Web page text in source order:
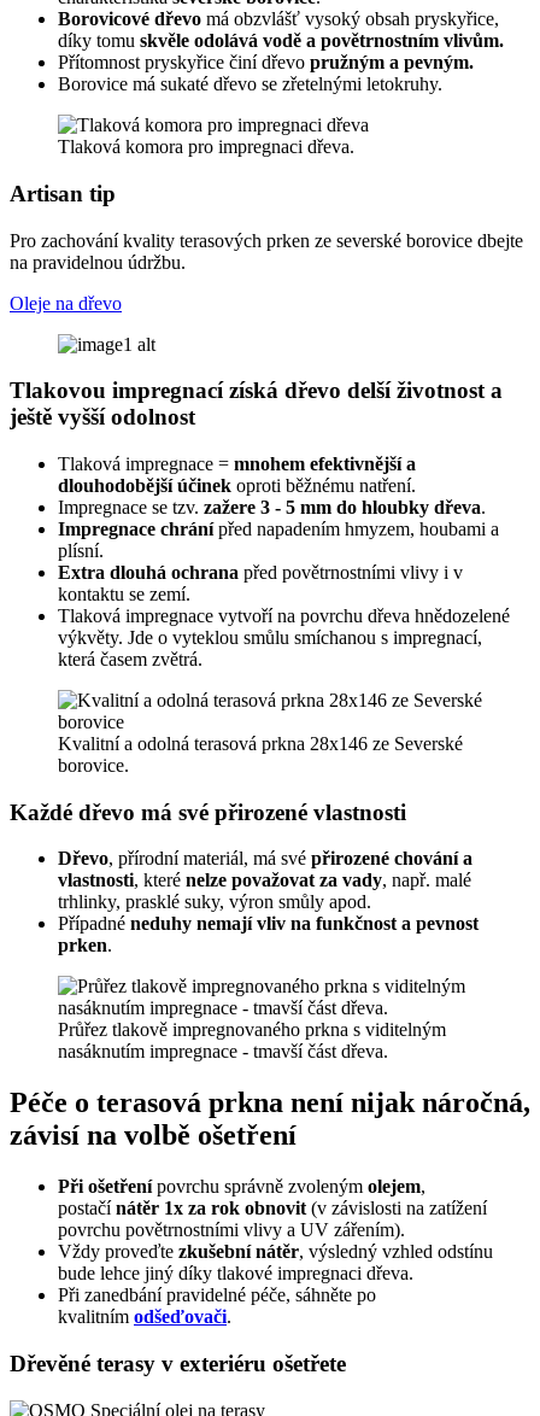
Borovicové dřevo má obzvlášť vysoký obsah pryskyřice,
díky tomu skvěle odolává vodě a povětrnostním vlivům.
Přítomnost pryskyřice činí dřevo pružným a pevným.
Borovice má sukaté dřevo se zřetelnými letokruhy.
Tlaková komora pro impregnaci dřeva.
Artisan tip
Pro zachování kvality terasových prken ze severské borovice dbejte
na pravidelnou údržbu.
Oleje na dřevo
Tlakovou impregnací získá dřevo delší životnost a
ještě vyšší odolnost
Tlaková impregnace = mnohem efektivnější a
dlouhodobější účinek oproti běžnému natření.
Impregnace se tzv. zažere 3 - 5 mm do hloubky dřeva.
Impregnace chránípřed napadením hmyzem, houbami a
plísní.
Extra dlouhá ochrana před povětrnostními vlivy i v
kontaktu se zemí.
Tlaková impregnace vytvoří na povrchu dřeva hnědozelené
výkvěty. Jde o vyteklou smůlu smíchanou s impregnací,
která časem zvětrá.
Kvalitní a odolná terasová prkna 28x146 ze Severské
borovice.
Každé dřevo má své přirozené vlastnosti
Dřevo, přírodní materiál, má své přirozené chování a
vlastnosti, které nelze považovat za vady, např. malé
trhlinky, prasklé suky, výron smůly apod.
Případné neduhy nemají vliv na funkčnost a pevnost
prken.
Průřez tlakově impregnovaného prkna s viditelným
nasáknutím impregnace - tmavší část dřeva.
Péče o terasová prkna není nijak náročná,
závisí na volbě ošetření
Při ošetřenípovrchu správně zvoleným olejem,
postačínátěr 1x za rok obnovit (v závislosti na zatížení
povrchu povětrnostními vlivy a UV zářením).
Vždy proveďte zkušební nátěr, výsledný vzhled odstínu
bude lehce jiný díky tlakové impregnaci dřeva.
Při zanedbání pravidelné péče, sáhněte po
kvalitním odšeďovači.
Dřevěné terasy v exteriéru ošetřete